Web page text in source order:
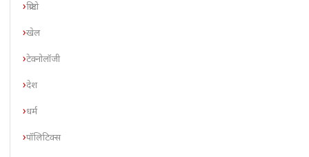
क्रिप्टो
खेल
टेक्नोलॉजी
देश
धर्म
पॉलिटिक्स